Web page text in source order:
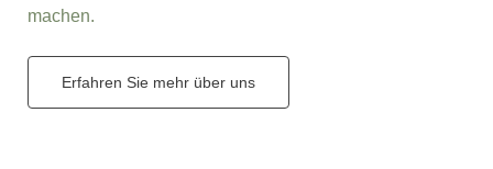
machen.
Erfahren Sie mehr über uns